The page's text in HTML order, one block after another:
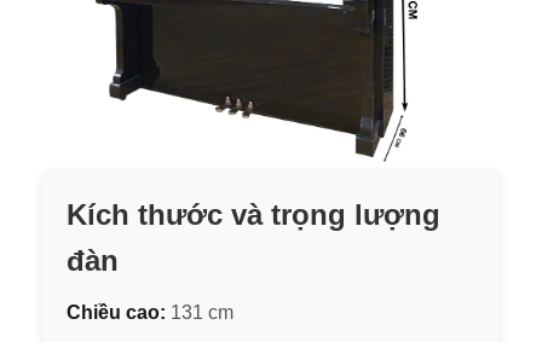
Kích thước và trọng lượng
đàn
Chiều cao: 131 cm